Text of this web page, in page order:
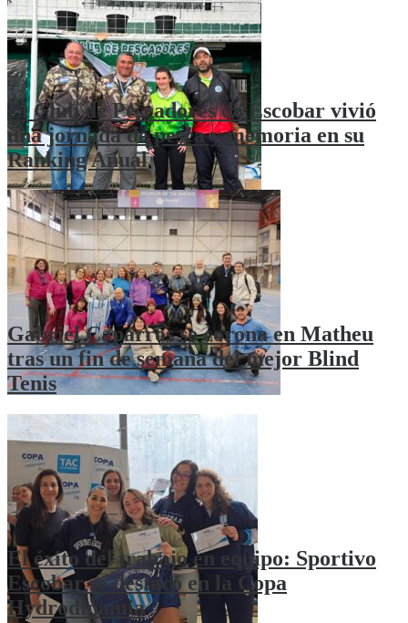
El Club de Pescadores de Escobar vivió
una jornada de pesca y memoria en su
Ranking Anual
Gabriel Caparrós se corona en Matheu
tras un fin de semana del mejor Blind
Tenis
El éxito del trabajo en equipo: Sportivo
Escobar se destacó en la Copa
Hydrodinamia